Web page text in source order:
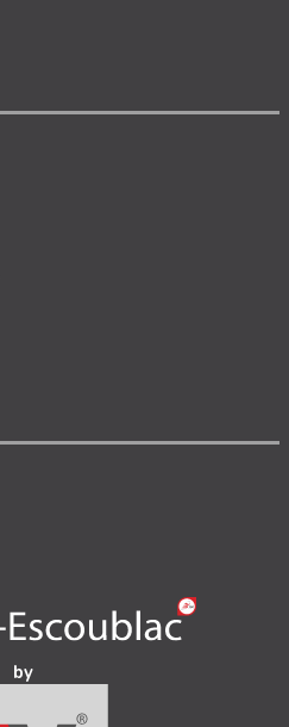
by